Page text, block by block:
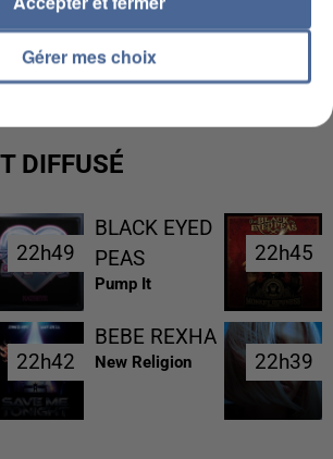
DE L’OISE EMPORTÉE PAR UNE
EN HAUTE-SAVOIE
DIFFUSÉ
22h49
22h49
BLACK EYED
PEAS
Pump It
22h45
22h45
22h42
22h42
BEBE REXHA
New Religion 22h39
22h39
Gérer mes choix